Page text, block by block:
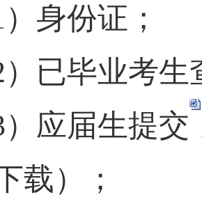
身份证；
已毕业考生
应届生提交
载）；